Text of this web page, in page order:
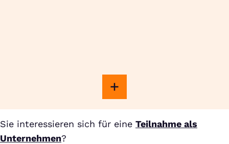
Sie interessieren sich für eine Teilnahme als
Unternehmen?